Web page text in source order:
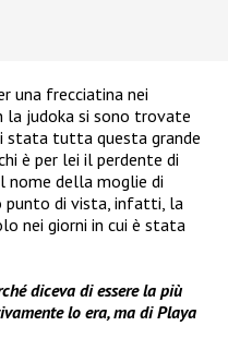
una frecciatina nei
la judoka si sono trovate
stata tutta questa grande
è per lei il perdente di
nome della moglie di
punto di vista, infatti, la
nei giorni in cui è stata
diceva di essere la più
lo era, ma di Playa